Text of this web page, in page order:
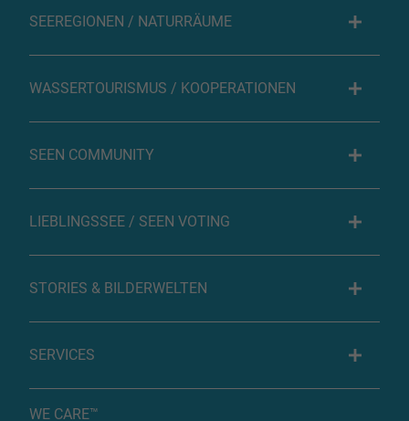
SEEREGIONEN / NATURRÄUME
WASSERTOURISMUS / KOOPERATIONEN
SEEN COMMUNITY
LIEBLINGSSEE / SEEN VOTING
STORIES & BILDERWELTEN
SERVICES
WE CARE™